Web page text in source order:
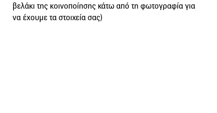
βελάκι της κοινοποίησης κάτω από τη φωτογραφία για
να έχουμε τα στοιχεία σας)